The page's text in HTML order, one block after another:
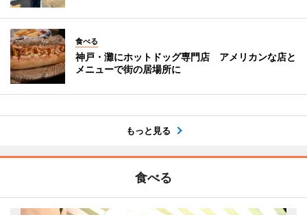
食べる
神戸・灘にホットドッグ専門店 アメリカンな店と
メニューで街の居場所に
もっと見る
食べる